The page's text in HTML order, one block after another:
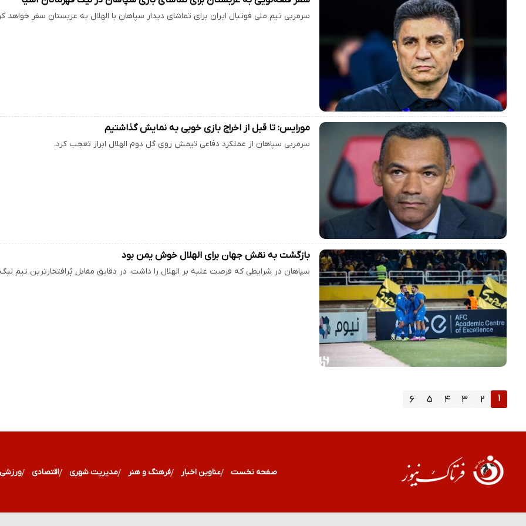
سرمربی تیم ملی فوتبال ایران برای تماشای دیدار سپاهان با الهلال به عربستان سفر خواهد
مورایس: تا قبل از اخراج بازی خوبی به نمایش گذاشتیم
سرمربی سپاهان از عملکرد دفاعی تیمش روی گل دوم الهلال ابراز تعجب کرد.
بازگشت به نقش جهان برای الهلال خوش یمن بود
سپاهان در شرایطی که فرصت غلبه بر الهلال را داشت، در دقایق مقابل پُرافتخارترین تیم
۱ ۲ ۳ ۴ ۵ ۶
صفحه نخست عناوین اخبار فرهنگ و هنر مدیریت شهری اقتصادی ورزشی